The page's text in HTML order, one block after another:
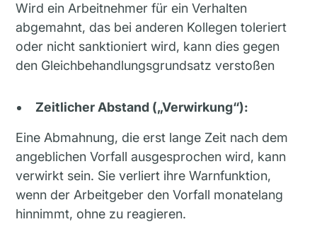
Wird ein Arbeitnehmer für ein Verhalten
abgemahnt, das bei anderen Kollegen toleriert
oder nicht sanktioniert wird, kann dies gegen
den Gleichbehandlungsgrundsatz verstoßen
Zeitlicher Abstand („Verwirkung“):
Eine Abmahnung, die erst lange Zeit nach dem
angeblichen Vorfall ausgesprochen wird, kann
verwirkt sein. Sie verliert ihre Warnfunktion,
wenn der Arbeitgeber den Vorfall monatelang
hinnimmt, ohne zu reagieren.